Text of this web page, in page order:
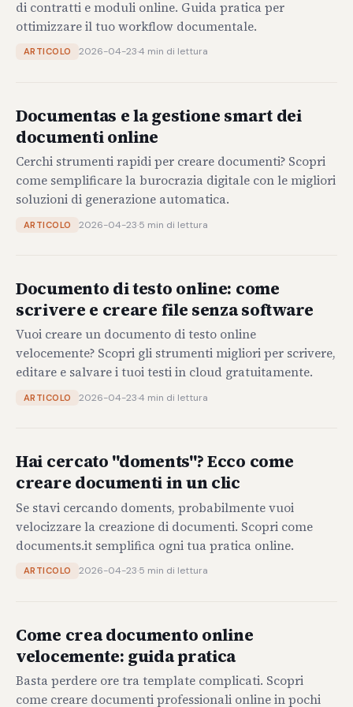
di contratti e moduli online. Guida pratica per
ottimizzare il tuo workflow documentale.
ARTICOLO 2026-04-23·4 min di lettura
Documentas e la gestione smart dei
documenti online
Cerchi strumenti rapidi per creare documenti? Scopri
come semplificare la burocrazia digitale con le migliori
soluzioni di generazione automatica.
ARTICOLO 2026-04-23·5 min di lettura
Documento di testo online: come
scrivere e creare file senza software
Vuoi creare un documento di testo online
velocemente? Scopri gli strumenti migliori per scrivere,
editare e salvare i tuoi testi in cloud gratuitamente.
ARTICOLO 2026-04-23·4 min di lettura
Hai cercato "doments"? Ecco come
creare documenti in un clic
Se stavi cercando doments, probabilmente vuoi
velocizzare la creazione di documenti. Scopri come
documents.it semplifica ogni tua pratica online.
ARTICOLO 2026-04-23·5 min di lettura
Come crea documento online
velocemente: guida pratica
Basta perdere ore tra template complicati. Scopri
come creare documenti professionali online in pochi